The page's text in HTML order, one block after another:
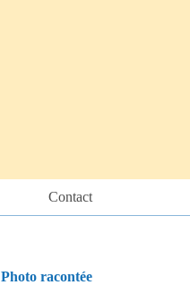
Contact
Photo racontée